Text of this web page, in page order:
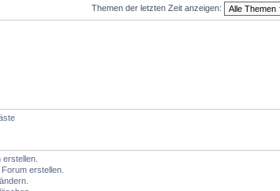
Themen der letzten Zeit anzeigen:
erstellen.
ändern.